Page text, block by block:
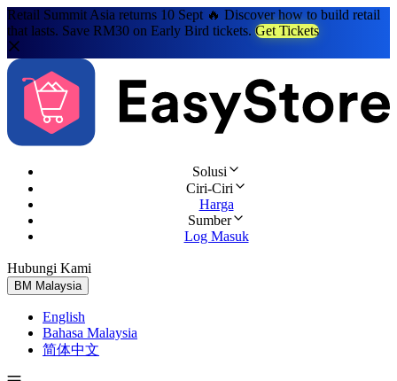
Retail Summit Asia returns 10 Sept 🔥 Discover how to build retail
that lasts. Save RM30 on Early Bird tickets. Get Tickets
Solusi
Ciri-Ciri
Harga
Sumber
Log Masuk
Hubungi Kami
BM Malaysia
English
Bahasa Malaysia
简体中文